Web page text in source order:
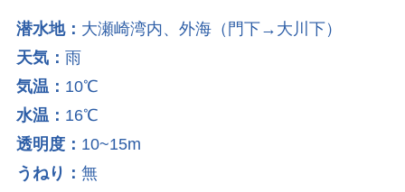
潜水地： 大瀬崎湾内、外海（門下→大川下）
天気： 雨
気温： 10℃
水温： 16℃
透明度： 10~15m
うねり： 無